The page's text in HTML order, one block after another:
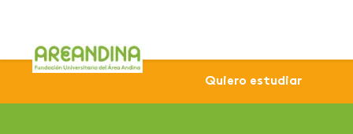
Sede Bogotá Enfermería -
Quiero estudiar